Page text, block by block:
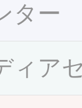
ター
ィア